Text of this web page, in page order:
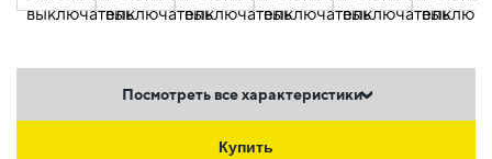
Посмотреть все характеристики
Купить